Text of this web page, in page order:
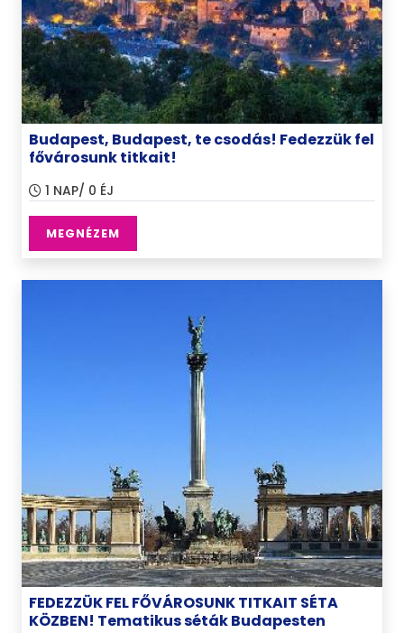
Budapest, Budapest, te csodás! Fedezzük fel
fővárosunk titkait!
1 NAP/ 0 ÉJ
MEGNÉZEM
FEDEZZÜK FEL FŐVÁROSUNK TITKAIT SÉTA
KÖZBEN! Tematikus séták Budapesten